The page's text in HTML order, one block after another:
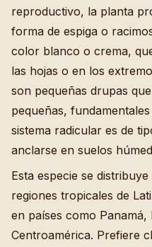
reproductivo, la planta
forma de espiga o
color blanco o crema,
las hojas o en los
son pequeñas drupas
pequeñas,
sistema radicular es de
anclarse en suelos
Esta especie se
regiones tropicales de
en países como
Centroamérica. Prefiere